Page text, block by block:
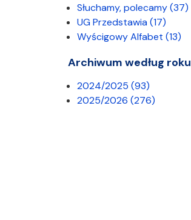
Słuchamy, polecamy(37)
UG Przedstawia(17)
Wyścigowy Alfabet (13)
Archiwum według roku
2024/2025 (93)
2025/2026 (276)